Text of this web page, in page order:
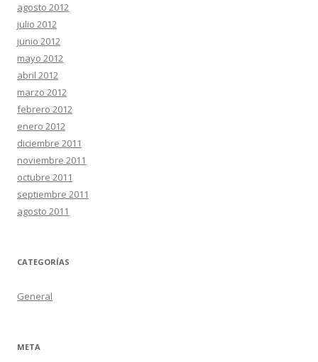
agosto 2012
julio 2012
junio 2012
mayo 2012
abril 2012
marzo 2012
febrero 2012
enero 2012
diciembre 2011
noviembre 2011
octubre 2011
septiembre 2011
agosto 2011
CATEGORÍAS
General
META